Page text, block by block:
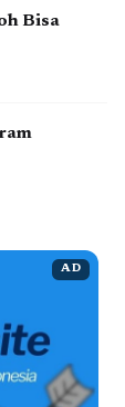
Bisa
AD